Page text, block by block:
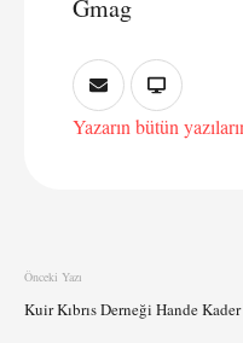
Gmag
Yazarın bütün
Önceki Yazı
Kuir Kıbrıs Derneği Hande